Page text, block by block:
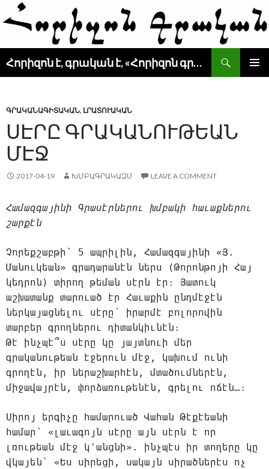
Հորիզոն է, գրական է, «Հորիզոն գրական» է
SKIP
ԳՐԱԿԱՆԱԳԻՏԱԿԱՆ, ԼՐԱՏՈՒԱԿԱՆ
ՍԷՐԸ ԳՐԱԿԱՆՈՒԹԵԱՆ
ՄԷՋ
2017-04-19 ԽՄԲԱԳՐԱԿԱԶՄ LEAVE A COMMENT
Համազգայինի Գրասէրներու խմբակի հաւաքներու
շարքէն
Չորեքշաբթի՝ 5 ապրիլին, Համազգայինի «Յ.
Մանուկեան» գրադարանէն ներս (Թորոնթոյի Հայ
կեդրոն) տիրող թեման սէրն էր։ Յատուկ
աշխատանք տարուած էր Հաւաքին ընդմէջէն
ներկայացնելու սէրը՝ իրարմէ բոլորովին
տարբեր գրողներու դիտանկիւնէն։
Թէ ինչպէ՞ս սէրը կը յայտնուի մեր
գրականութեան էջերուն մէջ, կախում ունի
գրողէն, իր ներաշխարհէն, մտածումներէն,
միջավայրէն, փորձառութենէն, գրելու ոճէն…։
Սիրոյ երգիչը համարուած Վահան Թէքէեանի
համար՝ «լաւագոյն սէրը այն սէրն է որ
լռութեան մէջ կ՚անցնի». ինչպէս իր տողերը կը
վկայեն՝ «Ես սիրեցի, սակայն սիրածներէս ոչ